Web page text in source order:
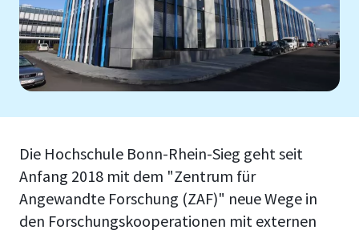
Die Hochschule Bonn-Rhein-Sieg geht seit
Anfang 2018 mit dem "Zentrum für
Angewandte Forschung (ZAF)" neue Wege in
den Forschungskooperationen mit externen